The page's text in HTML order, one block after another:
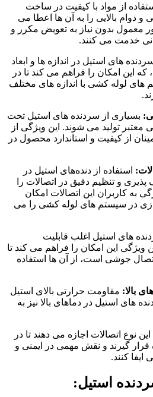
از مواد با کیفیت در ساخت
و دوام بالایی را به آن ها اعطا می
معمول بدون نیاز به تعویض مکرر و
خدمت می کنند.
های استیل در اندازه ها و ابعاد
این امکان را فراهم می کند تا در
های لوله کشی با اندازه های مختلف
بسیاری از سردنده های استیل تحت
معتبر تولید می شوند. این ویژگی از
از کیفیت و استاندارد محصول در
استفاده از دنده‌های استیل در
پذیری و تنظیم دقیق در اتصالات را
به کاربران این اتصالات امکان
در سیستم های لوله کشی را می
های استیل اغلب قابلیت
ویژگی این امکان را فراهم می کند تا
جوشی است، از آن ها استفاده
بالا: مقاومت حرارتی بالای استیل
های استیل در دماهای بالا نیز به
نوع اتصالات اجازه می دهند تا در
قرار گیرند و نقش مهمی در ایمنی و
کنند.
استیل: